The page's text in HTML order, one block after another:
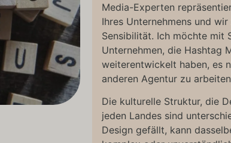
Media-Experten
Ihres Unternehmens und
Sensibilität. Ich möchte mit
Unternehmen, die Hashtag
weiterentwickelt haben, es
anderen Agentur zu
Die kulturelle Struktur, die
jeden Landes sind
Design gefällt, kann